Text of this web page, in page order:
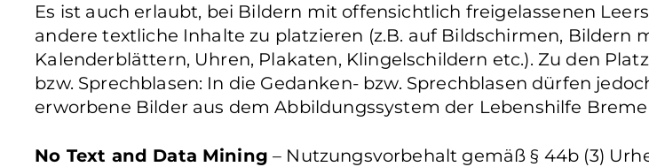
Es ist auch erlaubt, bei Bildern mit offensichtlich freigelassenen
andere textliche Inhalte zu platzieren (z.B. auf Bildschirmen, Bildern
Kalenderblättern, Uhren, Plakaten, Klingelschildern etc.). Zu den
bzw. Sprechblasen: In die Gedanken- bzw. Sprechblasen dürfen
erworbene Bilder aus dem Abbildungssystem der Lebenshilfe
No Text and Data Mining – Nutzungsvorbehalt gemäß § 44b (3)